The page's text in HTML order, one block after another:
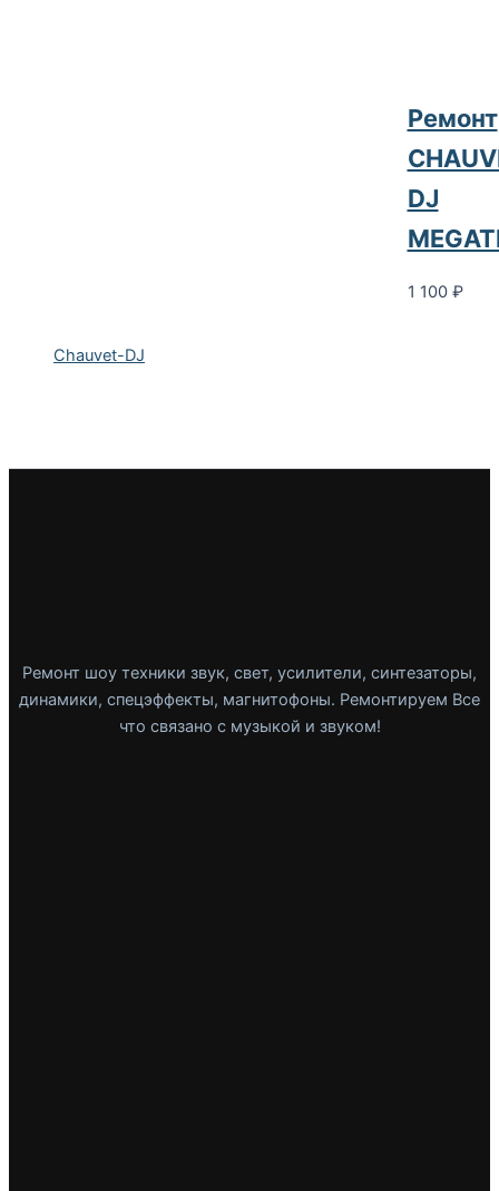
Chauvet-DJ
Ремонт
DJ
1 100 ₽
Ремонт шоу техники звук, свет, усилители, синтезаторы,
динамики, спецэффекты, магнитофоны. Ремонтируем Все
что связано с музыкой и звуком!